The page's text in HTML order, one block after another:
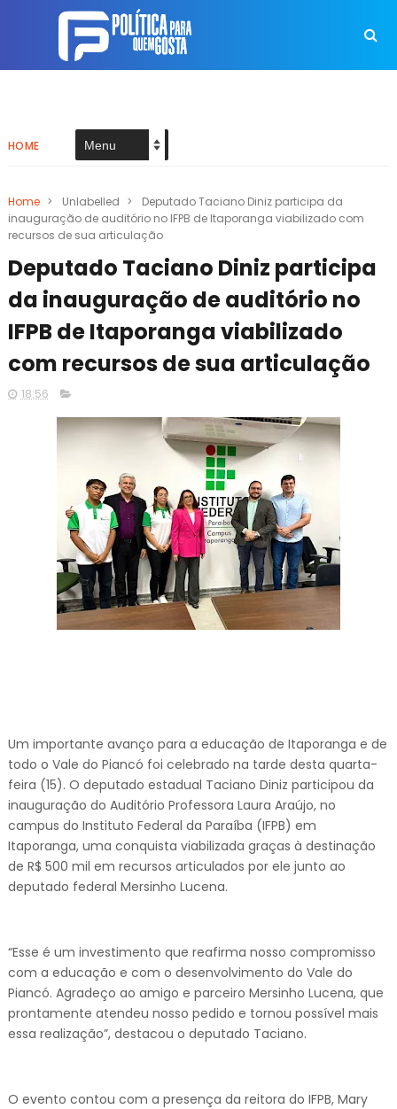
HOME
Home > Unlabelled >
Deputado Taciano Diniz participa da
inauguração de auditório no IFPB de Itaporanga viabilizado com
recursos de sua articulação
Deputado Taciano Diniz participa
da inauguração de auditório no
IFPB de Itaporanga viabilizado
com recursos de sua articulação
18:56
Um importante avanço para a educação de Itaporanga e de
todo o Vale do Piancó foi celebrado na tarde desta quarta-
feira (15). O deputado estadual Taciano Diniz participou da
inauguração do Auditório Professora Laura Araújo, no
campus do Instituto Federal da Paraíba (IFPB) em
Itaporanga, uma conquista viabilizada graças à destinação
de R$ 500 mil em recursos articulados por ele junto ao
deputado federal Mersinho Lucena.
“Esse é um investimento que reafirma nosso compromisso
com a educação e com o desenvolvimento do Vale do
Piancó. Agradeço ao amigo e parceiro Mersinho Lucena, que
prontamente atendeu nosso pedido e tornou possível mais
essa realização”, destacou o deputado Taciano.
O evento contou com a presença da reitora do IFPB, Mary